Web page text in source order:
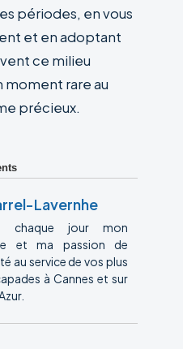
périodes, en vous
et en adoptant
ce milieu
moment rare au
précieux.
Lavernhe
chaque jour mon
et ma passion de
au service de vos plus
à Cannes et sur